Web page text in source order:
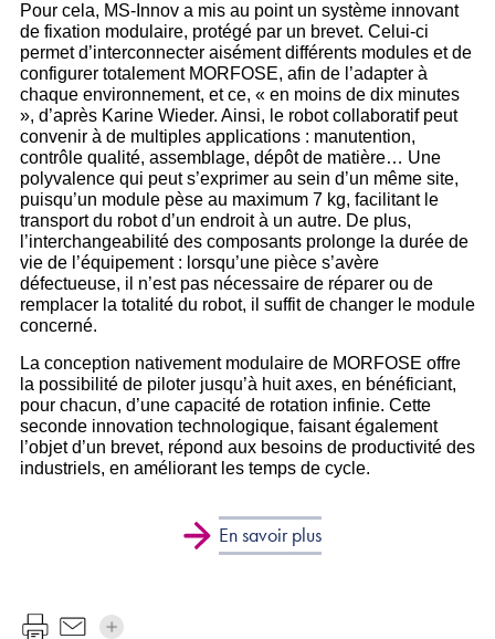
Pour cela, MS-Innov a mis au point un système innovant
de fixation modulaire, protégé par un brevet. Celui-ci
permet d’interconnecter aisément différents modules et de
configurer totalement MORFOSE, afin de l’adapter à
chaque environnement, et ce, « en moins de dix minutes
», d’après Karine Wieder. Ainsi, le robot collaboratif peut
convenir à de multiples applications : manutention,
contrôle qualité, assemblage, dépôt de matière… Une
polyvalence qui peut s’exprimer au sein d’un même site,
puisqu’un module pèse au maximum 7 kg, facilitant le
transport du robot d’un endroit à un autre. De plus,
l’interchangeabilité des composants prolonge la durée de
vie de l’équipement : lorsqu’une pièce s’avère
défectueuse, il n’est pas nécessaire de réparer ou de
remplacer la totalité du robot, il suffit de changer le module
concerné.
La conception nativement modulaire de MORFOSE offre
la possibilité de piloter jusqu’à huit axes, en bénéficiant,
pour chacun, d’une capacité de rotation infinie. Cette
seconde innovation technologique, faisant également
l’objet d’un brevet, répond aux besoins de productivité des
industriels, en améliorant les temps de cycle.
En savoir plus